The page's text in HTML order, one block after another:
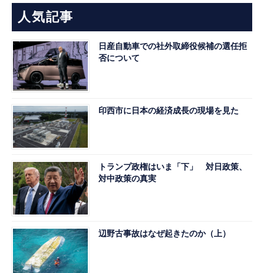
人気記事
日産自動車での社外取締役候補の選任拒
否について
印西市に日本の経済成長の現場を見た
トランプ政権はいま「下」 対日政策、
対中政策の真実
辺野古事故はなぜ起きたのか（上）